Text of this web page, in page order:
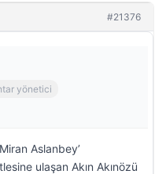
#21376
yönetici
Aslanbey’
ulaşan Akın Akınözü